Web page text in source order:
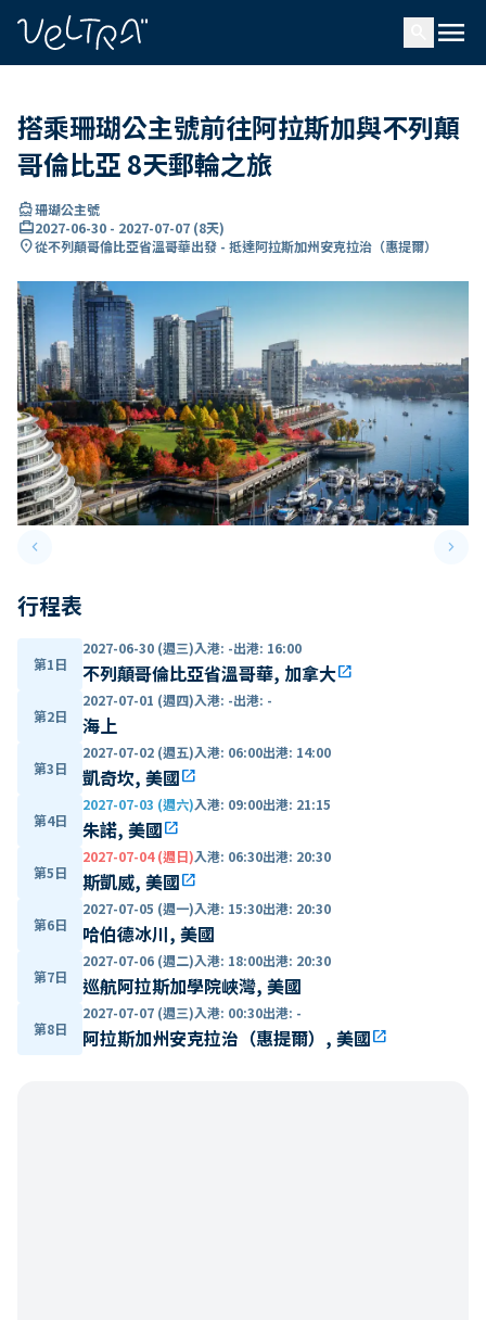
menu
搭乘珊瑚公主號前往阿拉斯加與不列顛
哥倫比亞 8天郵輪之旅
directions_boat珊瑚公主號
card_travel2027-06-30 - 2027-07-07 (8天)
location_on從不列顛哥倫比亞省溫哥華出發 - 抵達阿拉斯加州安克拉治（惠提爾）
keyboard_arrow_leftPrevious slide keyboard_arrow_right
行程表
第1日
2027-06-30 (週三)入港: -出港: 16:00
不列顛哥倫比亞省溫哥華, 加拿大open_in_new
第2日
2027-07-01 (週四)入港: -出港: -
海上
第3日
2027-07-02 (週五)入港: 06:00出港: 14:00
凱奇坎, 美國open_in_new
第4日
2027-07-03 (週六)入港: 09:00出港: 21:15
朱諾, 美國open_in_new
第5日
2027-07-04 (週日)入港: 06:30出港: 20:30
斯凱威, 美國open_in_new
第6日
2027-07-05 (週一)入港: 15:30出港: 20:30
哈伯德冰川, 美國
第7日
2027-07-06 (週二)入港: 18:00出港: 20:30
巡航阿拉斯加學院峽灣, 美國
第8日
2027-07-07 (週三)入港: 00:30出港: -
阿拉斯加州安克拉治（惠提爾）, 美國open_in_new